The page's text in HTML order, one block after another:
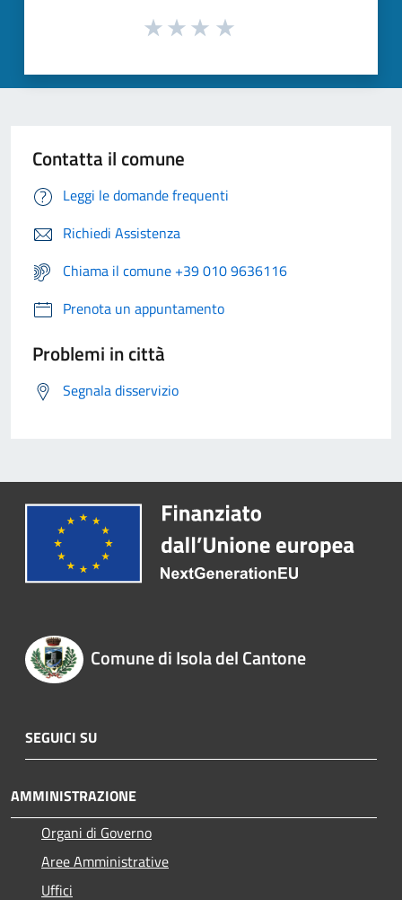
Contatta il comune
Leggi le domande frequenti
Richiedi Assistenza
Chiama il comune +39 010 9636116
Prenota un appuntamento
Problemi in città
Segnala disservizio
Comune di Isola del Cantone
SEGUICI SU
AMMINISTRAZIONE
Organi di Governo
Aree Amministrative
Uffici